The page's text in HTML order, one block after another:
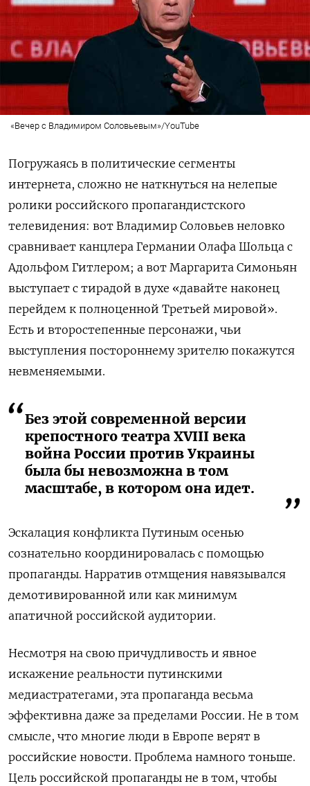
«Вечер с Владимиром Соловьевым»/YouTube
Погружаясь в политическиe сегменты
интернета, сложно не наткнуться на нелепые
ролики российского пропагандистского
телевидения: вот Владимир Соловьев неловко
сравнивает канцлера Германии Олафа Шольца с
Адольфом Гитлером; а вот Маргарита Симоньян
выступает с тирадой в духе «давайте наконец
перейдем к полноценной Третьей мировой».
Есть и второстепенные персонажи, чьи
выступления постороннему зрителю покажутся
невменяемыми.
Без этой современной версии
крепостного театра XVIII века
война России против Украины
была бы невозможна в том
масштабе, в котором она идет.
Эскалация конфликта Путиным осенью
сознательно координировалась с помощью
пропаганды. Нарратив отмщения навязывался
демотивированной или как минимум
апатичной российской аудитории.
Несмотря на свою причудливость и явное
искажение реальности путинскими
медиастратегами, эта пропаганда весьма
эффективна даже за пределами России. Не в том
смысле, что многие люди в Европе верят в
российские новости. Проблема намного тоньше.
Цель российской пропаганды не в том, чтобы